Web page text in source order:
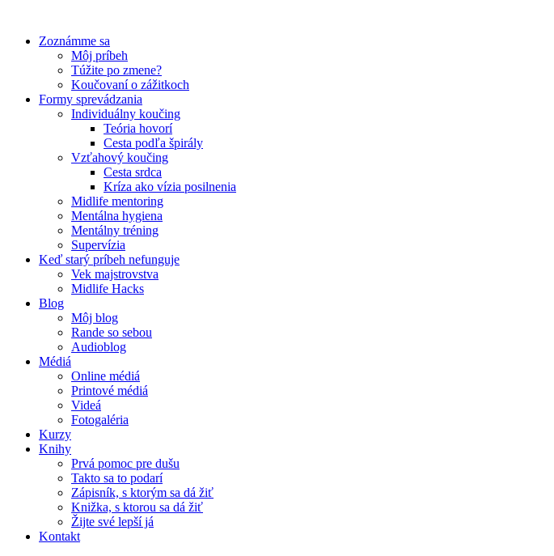
obsah
Zoznámme sa
Môj príbeh
Túžite po zmene?
Koučovaní o zážitkoch
Formy sprevádzania
Individuálny koučing
Teória hovorí
Cesta podľa špirály
Vzťahový koučing
Cesta srdca
Kríza ako vízia posilnenia
Midlife mentoring
Mentálna hygiena
Mentálny tréning
Supervízia
Keď starý príbeh nefunguje
Vek majstrovstva
Midlife Hacks
Blog
Môj blog
Rande so sebou
Audioblog
Médiá
Online médiá
Printové médiá
Videá
Fotogaléria
Kurzy
Knihy
Prvá pomoc pre dušu
Takto sa to podarí
Zápisník, s ktorým sa dá žiť
Knižka, s ktorou sa dá žiť
Žijte své lepší já
Kontakt